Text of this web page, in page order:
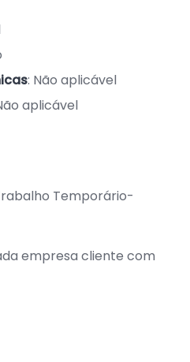
: Não aplicável
aplicável
Temporário-
empresa cliente com